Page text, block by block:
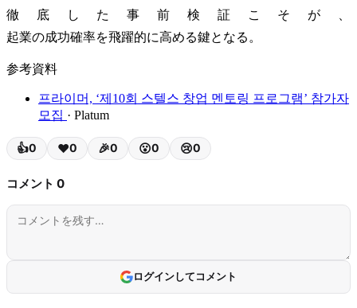
徹底した事前検証こそが、
起業の成功確率を飛躍的に高める鍵となる。
参考資料
프라이머, ‘제10회 스텔스 창업 멘토링 프로그램’ 참가자
모집 · Platum